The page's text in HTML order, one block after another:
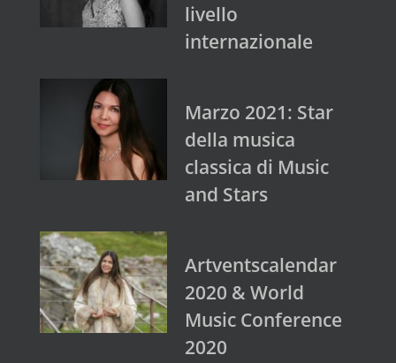
livello
internazionale
Marzo 2021: Star
della musica
classica di Music
and Stars
Artventscalendar
2020 & World
Music Conference
2020